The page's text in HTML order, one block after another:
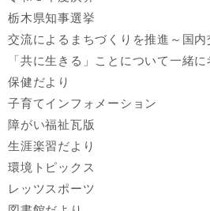
栃木県知事選挙
交流によるまちづくりを推進～国内
「共に生きる」ことについて一緒
保健だより
子育てインフォメーション
障がい福祉瓦版
生涯楽習だより
環境トピックス
レッツスポーツ